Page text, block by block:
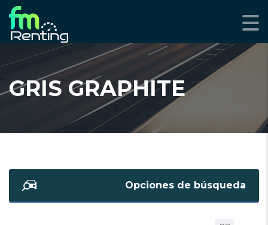
GRIS GRAPHITE
Opciones de búsqueda